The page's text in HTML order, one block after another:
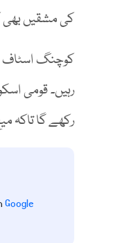
کی مشقیں بھی
کوچنگ اسٹاف
رہیں۔ قومی
رکھے گا تاکہ
Google